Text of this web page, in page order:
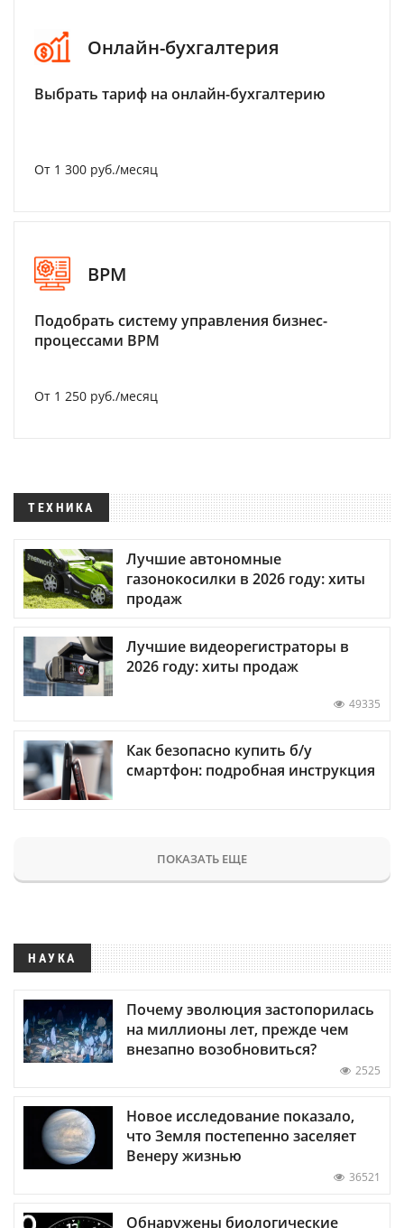
Онлайн-бухгалтерия
Выбрать тариф на онлайн-бухгалтерию
От 1 300 руб./месяц
BPM
Подобрать систему управления бизнес-
процессами BPM
От 1 250 руб./месяц
ТЕХНИКА
Лучшие автономные
газонокосилки в 2026 году: хиты
продаж
Лучшие видеорегистраторы в
2026 году: хиты продаж
49335
Как безопасно купить б/у
смартфон: подробная инструкция
ПОКАЗАТЬ ЕЩЕ
НАУКА
Почему эволюция застопорилась
на миллионы лет, прежде чем
внезапно возобновиться?
2525
Новое исследование показало,
что Земля постепенно заселяет
Венеру жизнью
36521
Обнаружены биологические